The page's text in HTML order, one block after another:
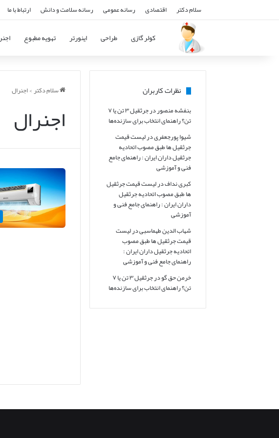
سلام دکتر اقتصادی رسانه عمومی رسانه سلامت و دانش ارتباط با ما
کولر گازی طراحی اینورتر تهویه مطبوع
سلام دکتر>اجنرال
اجنرال
نظرات کاربران
بنفشه منصوردر
جرثقیل ۳ تن یا ۷
تن؟ راهنمای انتخاب برای سازنده‌ها
شیوا پورجعفریدرلیست قیمت
جرثقیل ها طبق مصوب اتحادیه
جرثقیل داران ایران : راهنمای جامع
فنی و آموزشی
کبری ندافدرلیست قیمت جرثقیل
ها طبق مصوب اتحادیه جرثقیل
داران ایران : راهنمای جامع فنی و
آموزشی
شهاب الدین طهماسبیدرلیست
قیمت جرثقیل ها طبق مصوب
اتحادیه جرثقیل داران ایران :
راهنمای جامع فنی و آموزشی
خرمن حق گودر
جرثقیل ۳ تن یا ۷
تن؟ راهنمای انتخاب برای سازنده‌ها